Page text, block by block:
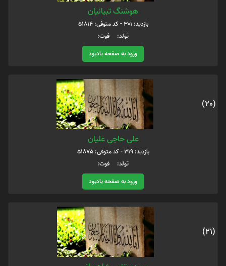
هوشنگ تبیانیان
بازدید: 301 - کد متوفی: 51814
تولد: فوت:
ورود به صفحه یادبود
(20)
علی حاجی علیان
بازدید: 319 - کد متوفی: 51875
تولد: فوت:
ورود به صفحه یادبود
(21)